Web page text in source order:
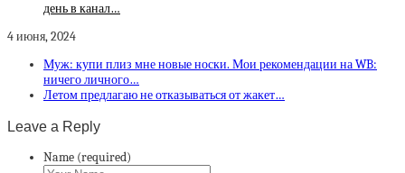
день в канал…
4 июня, 2024
Муж: купи плиз мне новые носки. Мои рекомендации на WB:
ничего личного…
Летом предлагаю не отказываться от жакет…
Leave a Reply
Name (required)